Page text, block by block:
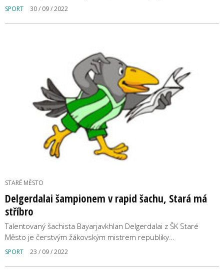
SPORT 30 / 09 / 2022
STARÉ MĚSTO
Delgerdalai šampionem v rapid šachu, Stará má
stříbro
Talentovaný šachista Bayarjavkhlan Delgerdalai z ŠK Staré
Město je čerstvým žákovským mistrem republiky…
SPORT 23 / 09 / 2022